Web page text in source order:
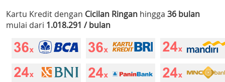
Kartu Kredit dengan Cicilan Ringan hingga 36 bulan
mulai dari 1.018.291 / bulan